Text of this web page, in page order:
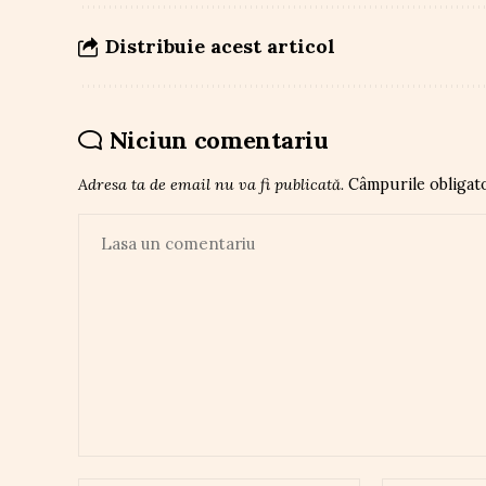
Distribuie acest articol
Niciun comentariu
Adresa ta de email nu va fi publicată. Câmpurile